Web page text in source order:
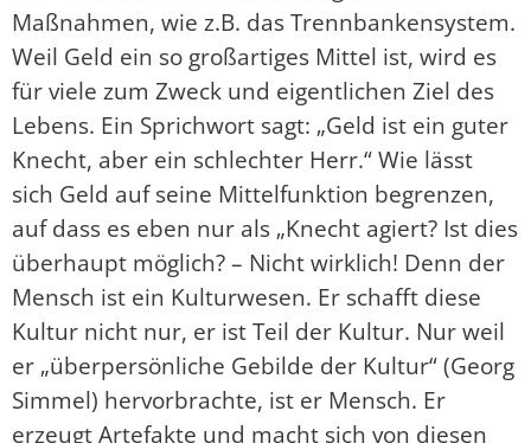
Maßnahmen, wie z.B. das Trennbankensystem.
Weil Geld ein so großartiges Mittel ist, wird es
für viele zum Zweck und eigentlichen Ziel des
Lebens. Ein Sprichwort sagt: „Geld ist ein guter
Knecht, aber ein schlechter Herr.“ Wie lässt
sich Geld auf seine Mittelfunktion begrenzen,
auf dass es eben nur als „Knecht agiert? Ist dies
überhaupt möglich? – Nicht wirklich! Denn der
Mensch ist ein Kulturwesen. Er schafft diese
Kultur nicht nur, er ist Teil der Kultur. Nur weil
er „überpersönliche Gebilde der Kultur“ (Georg
Simmel) hervorbrachte, ist er Mensch. Er
erzeugt Artefakte und macht sich von diesen